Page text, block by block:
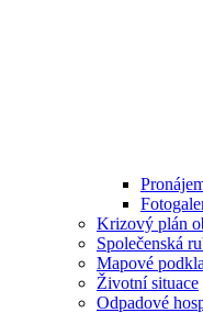
Krizový plán
Společenská
Mapové
Životní situace
Odpadové